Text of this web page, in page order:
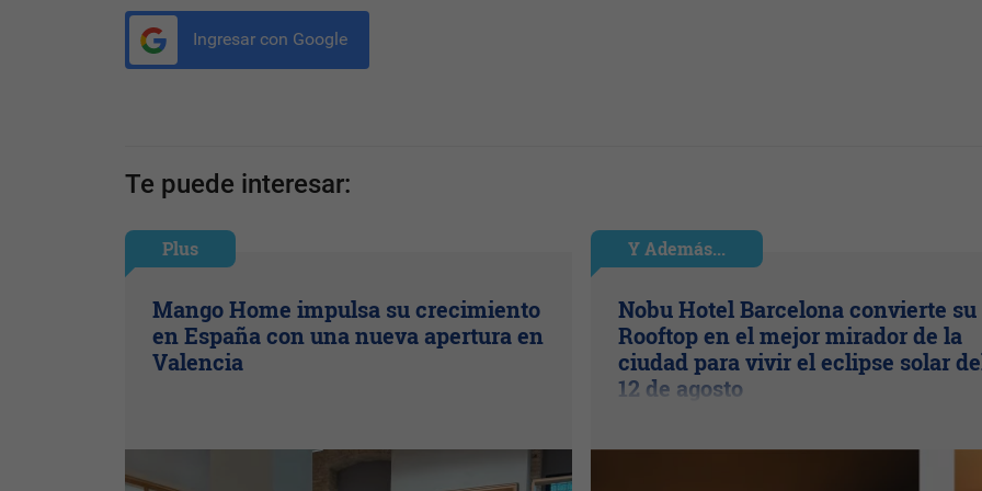
Ingresar con Google
Te puede interesar:
Plus
Mango Home impulsa su crecimiento
en España con una nueva apertura en
Valencia
Y Además...
Nobu Hotel Barcelona convierte su
Rooftop en el mejor mirador de la
ciudad para vivir el eclipse solar
12 de agosto